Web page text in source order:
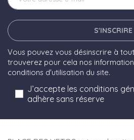
S'INSCRIRE
Vous pouvez vous désinscrire à
trouverez pour cela nos
conditions d'utilisation du site.
J’accepte les conditions
adhère sans réserve